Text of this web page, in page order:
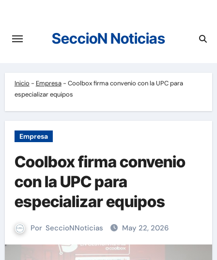
contenido
SeccioN Noticias
Inicio - Empresa- Coolbox firma convenio con la UPC para
especializar equipos
Empresa
Coolbox firma convenio
con la UPC para
especializar equipos
Por SeccioNNoticias May 22, 2026